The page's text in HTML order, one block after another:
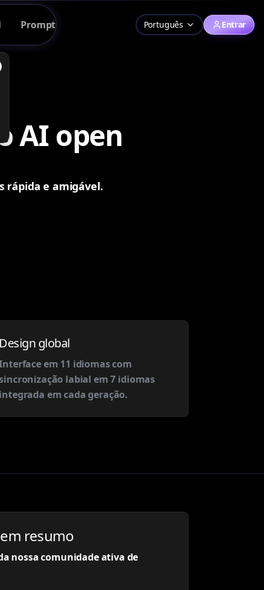
Prompts Português Entrar
AI open
rápida e amigável.
global
em 11 idiomas com
labial em 7 idiomas
em cada geração.
resumo
nossa comunidade ativa de